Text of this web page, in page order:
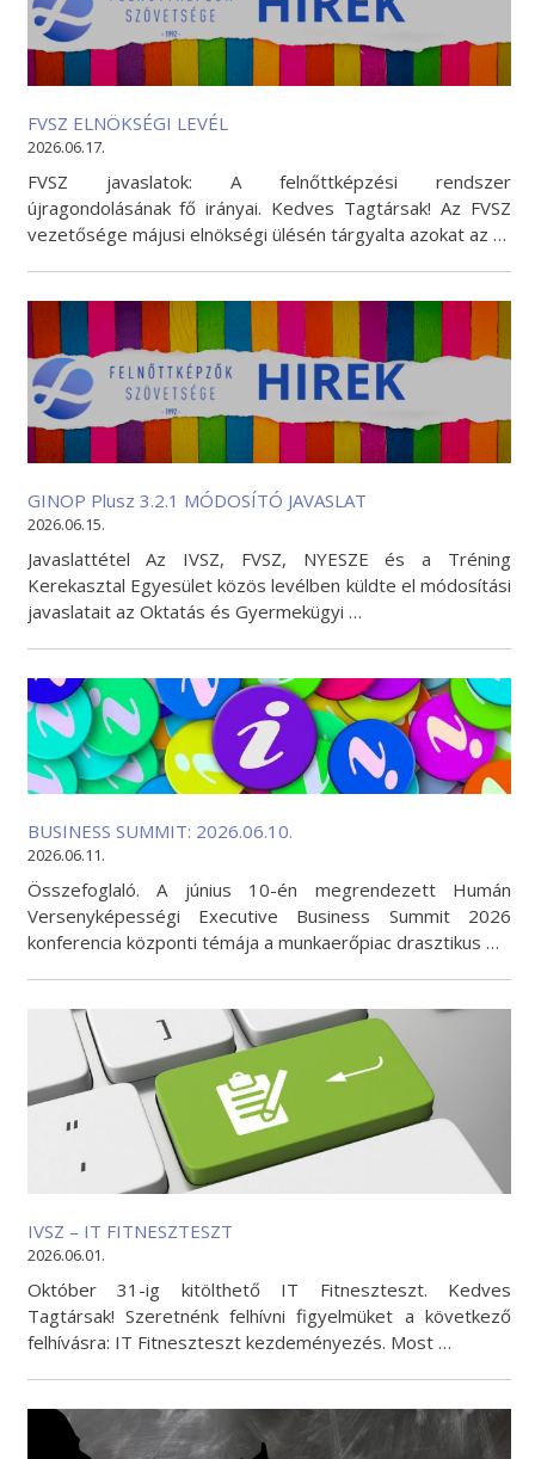
FVSZ ELNÖKSÉGI LEVÉL
2026.06.17.
FVSZ javaslatok: A felnőttképzési rendszer
újragondolásának fő irányai. Kedves Tagtársak! Az FVSZ
vezetősége májusi elnökségi ülésén tárgyalta azokat az …
GINOP Plusz 3.2.1 MÓDOSÍTÓ JAVASLAT
2026.06.15.
Javaslattétel Az IVSZ, FVSZ, NYESZE és a Tréning
Kerekasztal Egyesület közös levélben küldte el módosítási
javaslatait az Oktatás és Gyermekügyi …
BUSINESS SUMMIT: 2026.06.10.
2026.06.11.
Összefoglaló. A június 10-én megrendezett Humán
Versenyképességi Executive Business Summit 2026
konferencia központi témája a munkaerőpiac drasztikus …
IVSZ – IT FITNESZTESZT
2026.06.01.
Október 31-ig kitölthető IT Fitneszteszt. Kedves
Tagtársak! Szeretnénk felhívni figyelmüket a következő
felhívásra: IT Fitneszteszt kezdeményezés. Most …